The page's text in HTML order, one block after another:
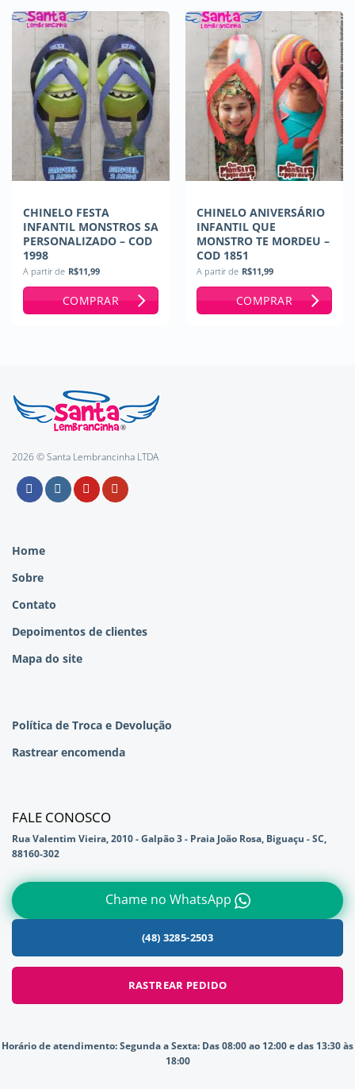
CHINELO FESTA
INFANTIL MONSTROS SA
PERSONALIZADO – COD
1998
A partir de R$11,99
COMPRAR
CHINELO ANIVERSÁRIO
INFANTIL QUE
MONSTRO TE MORDEU –
COD 1851
A partir de R$11,99
COMPRAR
2026 © Santa Lembrancinha LTDA
Home
Sobre
Contato
Depoimentos de clientes
Mapa do site
Política de Troca e Devolução
Rastrear encomenda
FALE CONOSCO
Rua Valentim Vieira, 2010 - Galpão 3 - Praia João Rosa, Biguaçu - SC,
88160-302
Chame no WhatsApp
(48) 3285-2503
RASTREAR PEDIDO
Horário de atendimento:Segunda a Sexta: Das 08:00 ao 12:00 e das 13:30 às
18:00